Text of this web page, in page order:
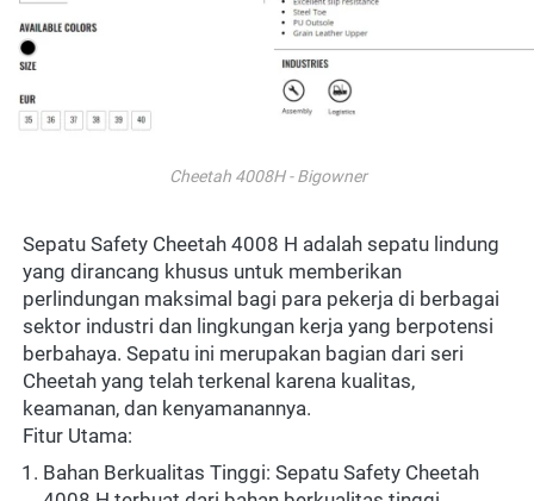
Cheetah 4008H - Bigowner
Sepatu Safety Cheetah 4008 H adalah sepatu lindung
yang dirancang khusus untuk memberikan
perlindungan maksimal bagi para pekerja di berbagai
sektor industri dan lingkungan kerja yang berpotensi
berbahaya. Sepatu ini merupakan bagian dari seri
Cheetah yang telah terkenal karena kualitas,
keamanan, dan kenyamanannya.
Fitur Utama:
Bahan Berkualitas Tinggi: Sepatu Safety Cheetah